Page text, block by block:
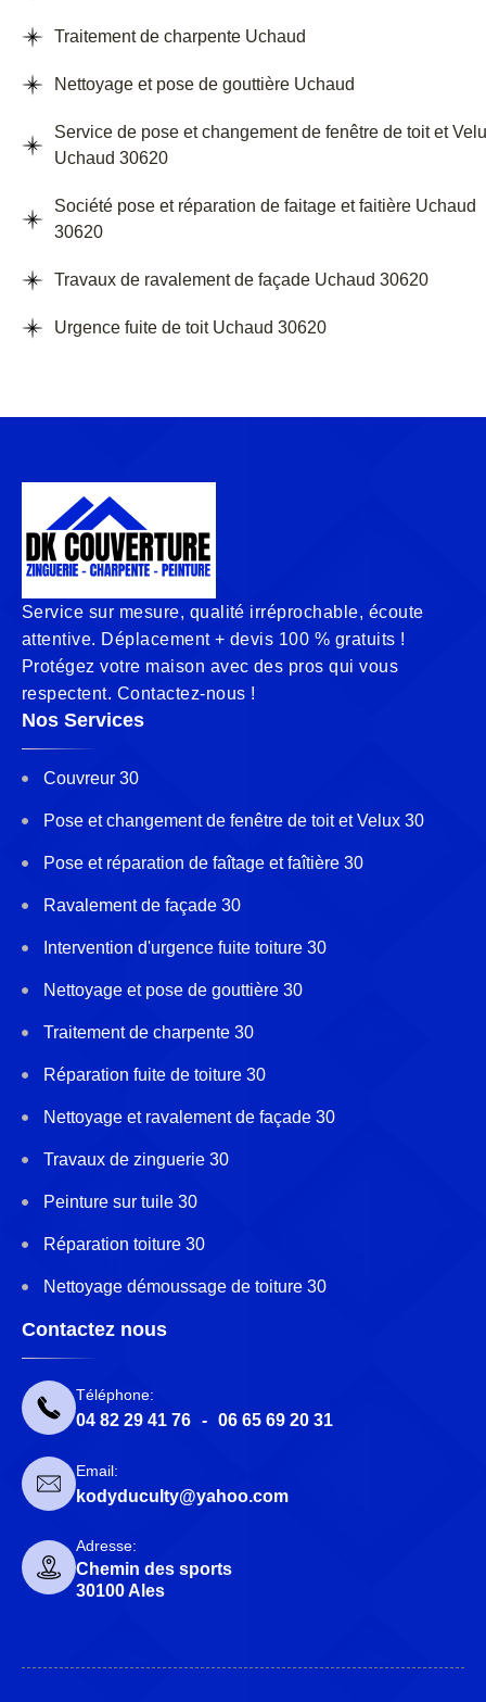
Traitement de charpente Uchaud
Nettoyage et pose de gouttière Uchaud
Service de pose et changement de fenêtre de toit et
Uchaud 30620
Société pose et réparation de faitage et faitière Uchaud
30620
Travaux de ravalement de façade Uchaud 30620
Urgence fuite de toit Uchaud 30620
Service sur mesure, qualité irréprochable, écoute
attentive. Déplacement + devis 100 % gratuits !
Protégez votre maison avec des pros qui vous
respectent. Contactez-nous !
Nos Services
Couvreur 30
Pose et changement de fenêtre de toit et Velux 30
Pose et réparation de faîtage et faîtière 30
Ravalement de façade 30
Intervention d'urgence fuite toiture 30
Nettoyage et pose de gouttière 30
Traitement de charpente 30
Réparation fuite de toiture 30
Nettoyage et ravalement de façade 30
Travaux de zinguerie 30
Peinture sur tuile 30
Réparation toiture 30
Nettoyage démoussage de toiture 30
Contactez nous
Téléphone:
04 82 29 41 76 - 06 65 69 20 31
Email:
kodyduculty@yahoo.com
Adresse:
Chemin des sports
30100 Ales